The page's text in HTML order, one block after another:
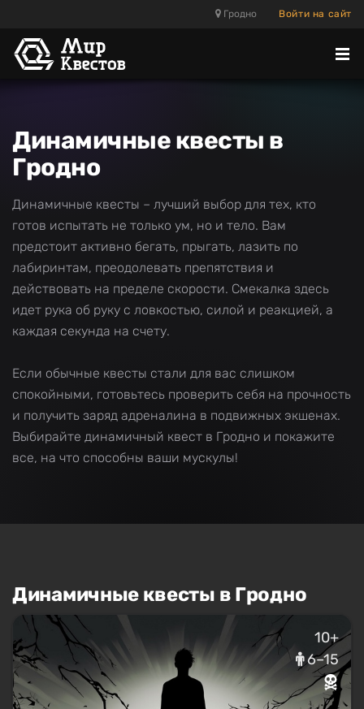
Гродно Войти на сайт
Динамичные квесты в
Гродно
Динамичные квесты – лучший выбор для тех, кто
готов испытать не только ум, но и тело. Вам
предстоит активно бегать, прыгать, лазить по
лабиринтам, преодолевать препятствия и
действовать на пределе скорости. Смекалка здесь
идет рука об руку с ловкостью, силой и реакцией, а
каждая секунда на счету.
Если обычные квесты стали для вас слишком
спокойными, готовьтесь проверить себя на прочность
и получить заряд адреналина в подвижных экшенах.
Выбирайте динамичный квест в Гродно и покажите
все, на что способны ваши мускулы!
Динамичные квесты в Гродно
10+
6–15